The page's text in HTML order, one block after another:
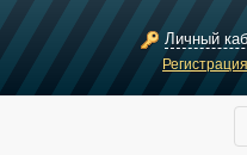
Личный